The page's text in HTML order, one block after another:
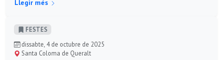
Llegir més
FESTES
dissabte, 4 de octubre de 2025
Santa Coloma de Queralt